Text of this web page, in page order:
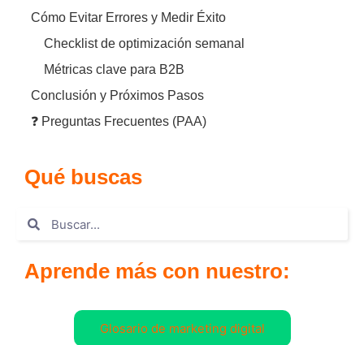
Cómo Evitar Errores y Medir Éxito
Checklist de optimización semanal
Métricas clave para B2B
Conclusión y Próximos Pasos
❓ Preguntas Frecuentes (PAA)
Qué buscas
Aprende más con nuestro:
Glosario de marketing digital